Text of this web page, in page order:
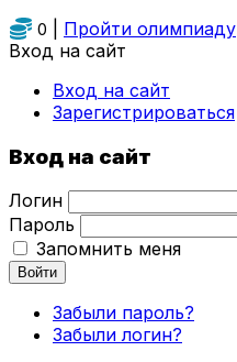
0 Пройти олимпиаду
Вход на сайт
Вход на сайт
Зарегистрироваться
Вход на сайт
Логин
Пароль
Запомнить меня
Войти
Забыли пароль?
Забыли логин?